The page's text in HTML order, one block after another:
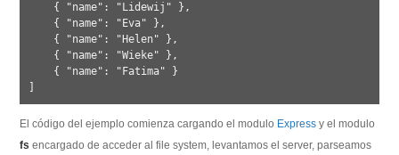
El código del ejemplo comienza cargando el modulo Express y el modulo
fs encargado de acceder al file system, levantamos el server, parseamos